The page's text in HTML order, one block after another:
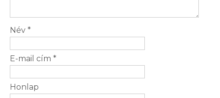
Név *
E-mail cím *
Honlap